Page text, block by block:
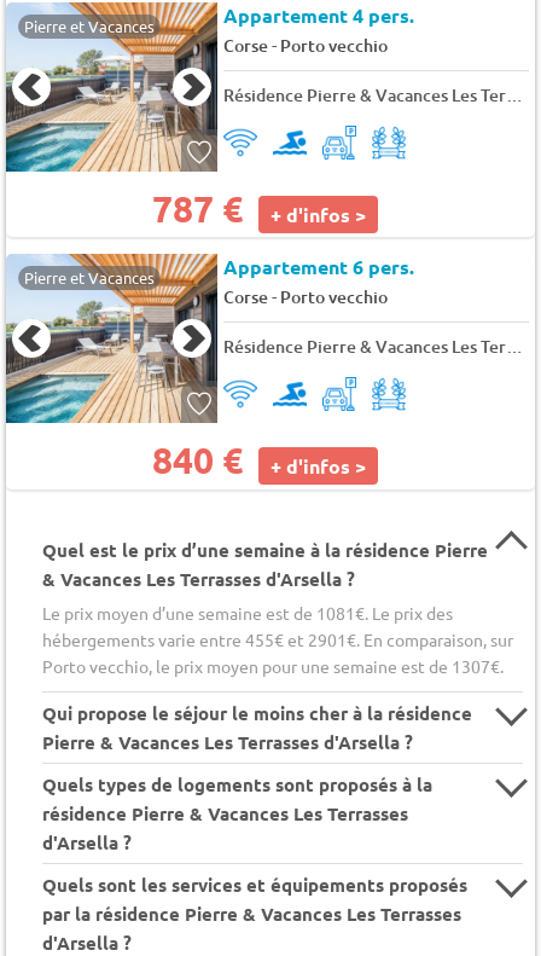
Pierre et Vacances Appartement 4 pers.
Corse- Porto vecchio
787 € + d'infos >
Pierre et Vacances Appartement 6 pers.
Corse- Porto vecchio
Résidence Pierre & Vacances Les Terrasses d'Arsella
840 € + d'infos >
Quel est le prix d’une semaine à la résidence Pierre
& Vacances Les Terrasses d'Arsella ?
Le prix moyen d’une semaine est de 1081€. Le prix des
hébergements varie entre 455€ et 2901€. En comparaison, sur
Porto vecchio, le prix moyen pour une semaine est de 1307€.
Qui propose le séjour le moins cher à la résidence
Pierre & Vacances Les Terrasses d'Arsella ?
Quels types de logements sont proposés à la
résidence Pierre & Vacances Les Terrasses
d'Arsella ?
Quels sont les services et équipements proposés
par la résidence Pierre & Vacances Les Terrasses
d'Arsella ?